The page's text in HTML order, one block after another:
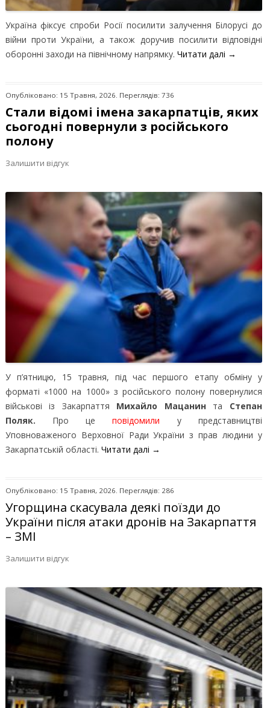
Україна фіксує спроби Росії посилити залучення Білорусі до
війни проти України, а також доручив посилити відповідні
оборонні заходи на північному напрямку. Читати далі →
Опубліковано: 15 Травня, 2026. Переглядів: 736
Стали відомі імена закарпатців, яких
сьогодні повернули з російського
полону
Залишити відгук
У п’ятницю, 15 травня, під час першого етапу обміну у
форматі «1000 на 1000» з російського полону повернулися
військові із Закарпаття Михайло Мацанинта Степан
Поляк. Про цеповідомили у представництві
Уповноваженого Верховної Ради України з прав людини у
Закарпатській області. Читати далі →
Опубліковано: 15 Травня, 2026. Переглядів: 286
Угорщина скасувала деякі поїзди до
України після атаки дронів на Закарпаття
– ЗМІ
Залишити відгук